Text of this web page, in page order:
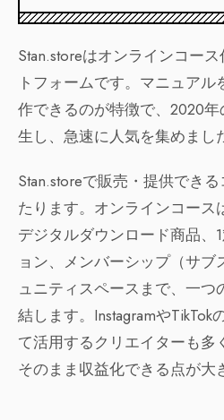
Stan.storeはオンラインコー
トフォームです。マニュア
作できるのが特徴で、2020
生し、急速に人気を集めまし
Stan.storeで販売・提供でき
たります。オンラインコース
デジタルダウンロード商品、
ョン、メンバーシップ（サブ
ュニティスペースまで、一
結します。InstagramやTikTok
て活用するクリエイターも多
そのまま収益化できる点が大